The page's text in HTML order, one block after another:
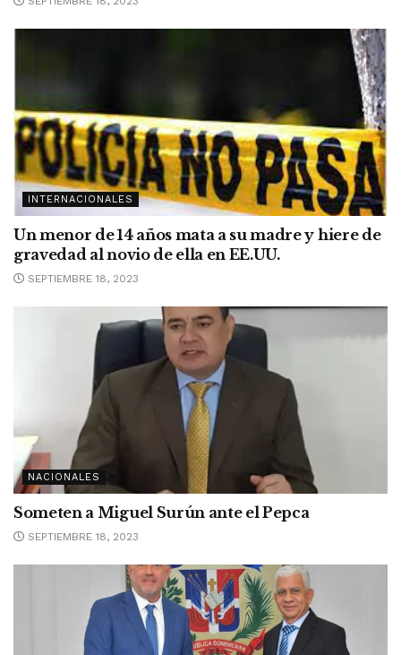
INTERNACIONALES
Un menor de 14 años mata a su madre y hiere de
gravedad al novio de ella en EE.UU.
SEPTIEMBRE 18, 2023
NACIONALES
Someten a Miguel Surún ante el Pepca
SEPTIEMBRE 18, 2023